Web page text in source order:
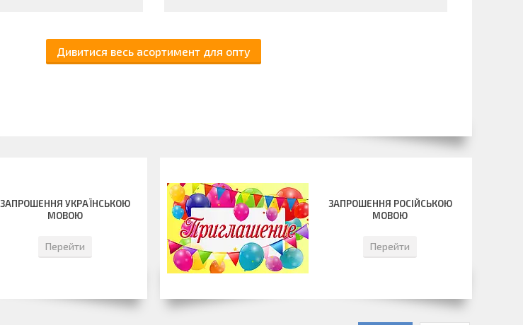
Дивитися весь асортимент для опту
ЗАПРОШЕННЯ УКРАЇНСЬКОЮ
МОВОЮ
Перейти
ЗАПРОШЕННЯ РОСІЙСЬКОЮ
МОВОЮ
Перейти